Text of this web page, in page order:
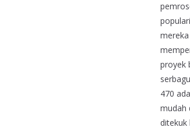
proyek
470
mudah
ditekuk